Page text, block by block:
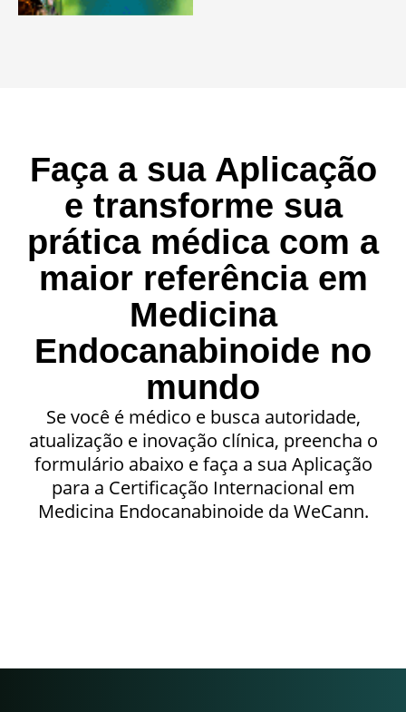
Faça a sua Aplicação
e transforme sua
prática médica com a
maior referência em
Medicina
Endocanabinoide no
mundo
Se você é médico e busca autoridade,
atualização e inovação clínica, preencha o
formulário abaixo e faça a sua Aplicação
para a Certificação Internacional em
Medicina Endocanabinoide da WeCann.